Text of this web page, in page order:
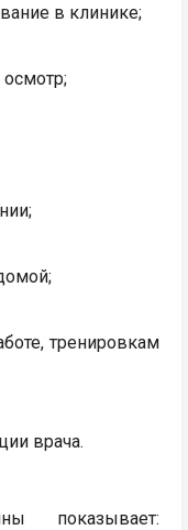
в клинике;
осмотр;
тренировкам
врача.
показывает: